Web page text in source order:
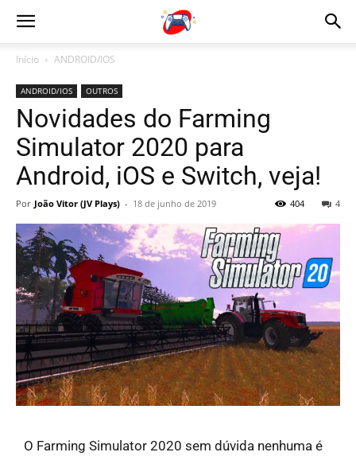
Início ANDROID/IOS
ANDROID/IOS OUTROS
Novidades do Farming
Simulator 2020 para
Android, iOS e Switch, veja!
Por João Vitor (JV Plays) - 18 de junho de 2019 4
404
O Farming Simulator 2020 sem dúvida nenhuma é